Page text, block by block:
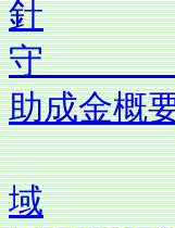
針
助成金概
域